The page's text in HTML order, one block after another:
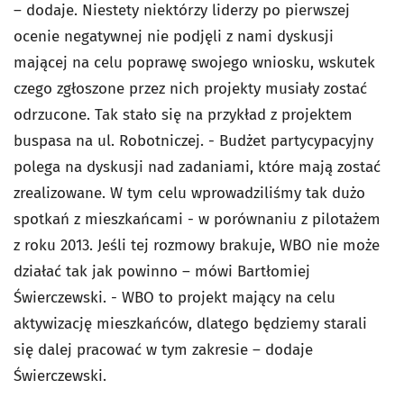
– dodaje. Niestety niektórzy liderzy po pierwszej
ocenie negatywnej nie podjęli z nami dyskusji
mającej na celu poprawę swojego wniosku, wskutek
czego zgłoszone przez nich projekty musiały zostać
odrzucone. Tak stało się na przykład z projektem
buspasa na ul. Robotniczej. - Budżet partycypacyjny
polega na dyskusji nad zadaniami, które mają zostać
zrealizowane. W tym celu wprowadziliśmy tak dużo
spotkań z mieszkańcami - w porównaniu z pilotażem
z roku 2013. Jeśli tej rozmowy brakuje, WBO nie może
działać tak jak powinno – mówi Bartłomiej
Świerczewski. - WBO to projekt mający na celu
aktywizację mieszkańców, dlatego będziemy starali
się dalej pracować w tym zakresie – dodaje
Świerczewski.